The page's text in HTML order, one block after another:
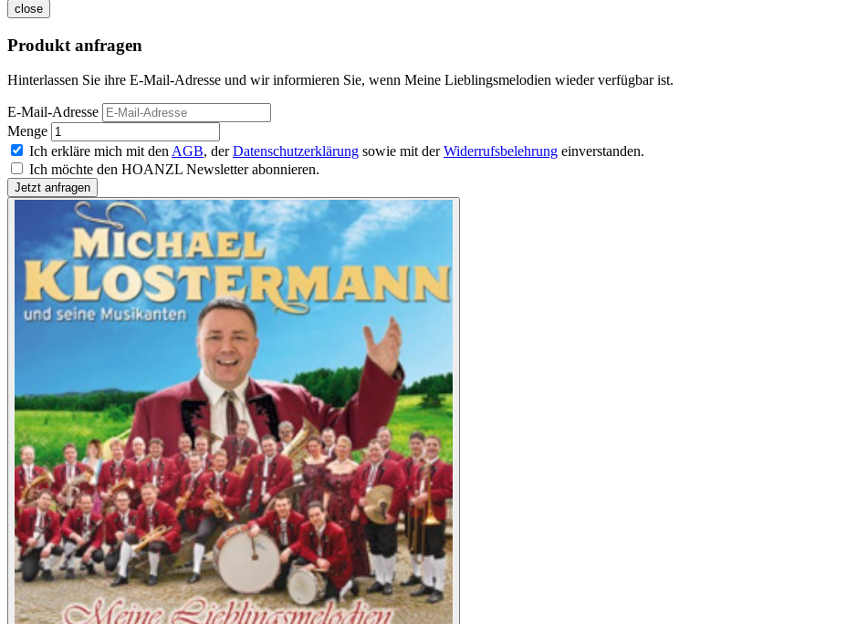
close
Produkt anfragen
Hinterlassen Sie ihre E-Mail-Adresse und wir informieren Sie, wenn Meine Lieblingsmelodien wieder verfügbar ist.
E-Mail-Adresse
Menge
Ich erkläre mich mit den AGB, derDatenschutzerklärung sowie mit derWiderrufsbelehrung einverstanden.
Ich möchte den HOANZL Newsletter abonnieren.